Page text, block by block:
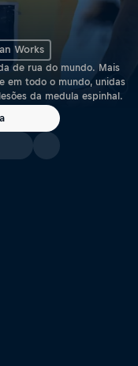
Works
de rua do mundo. Mais
em todo o mundo, unidas
da medula espinhal.